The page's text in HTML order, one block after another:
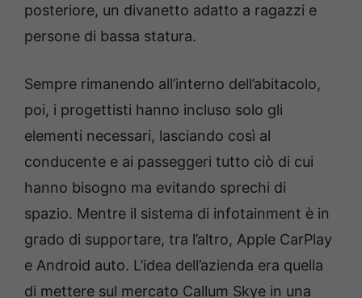
posteriore, un divanetto adatto a ragazzi e
persone di bassa statura.
Sempre rimanendo all’interno dell’abitacolo,
poi, i progettisti hanno incluso solo gli
elementi necessari, lasciando così al
conducente e ai passeggeri tutto ciò di cui
hanno bisogno ma evitando sprechi di
spazio. Mentre il sistema di infotainment è in
grado di supportare, tra l’altro, Apple CarPlay
e Android auto. L’idea dell’azienda era quella
di mettere sul mercato Callum Skye in una